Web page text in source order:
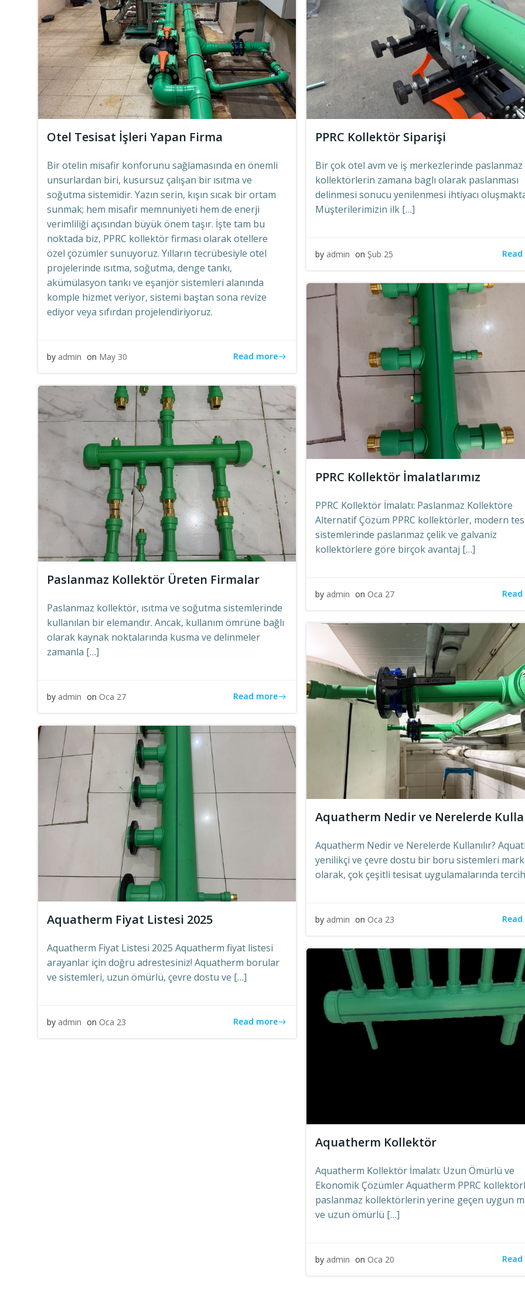
Otel Tesisat İşleri Yapan Firma
Bir otelin misafir konforunu sağlamasında en önemli
unsurlardan biri, kusursuz çalışan bir ısıtma ve
soğutma sistemidir. Yazın serin, kışın sıcak bir ortam
sunmak; hem misafir memnuniyeti hem de enerji
verimliliği açısından büyük önem taşır. İşte tam bu
noktada biz, PPRC kollektör firması olarak otellere
özel çözümler sunuyoruz. Yılların tecrübesiyle otel
projelerinde ısıtma, soğutma, denge tankı,
akümülasyon tankı ve eşanjör sistemleri alanında
komple hizmet veriyor, sistemi baştan sona revize
ediyor veya sıfırdan projelendiriyoruz.
by admin on May 30 Read more
PPRC Kollektör Siparişi
Bir çok otel avm ve iş merkezlerinde paslanmaz
kollektörlerin zamana baglı olarak paslanması
delinmesi sonucu yenilenmesi ihtiyacı
Müşterilerimizin ilk […]
by admin onŞub 25
PPRC Kollektör İmalatlarımız
PPRC Kollektör İmalatı: Paslanmaz Kollektöre
Alternatif Çözüm PPRC kollektörler, modern
sistemlerinde paslanmaz çelik ve galvaniz
kollektörlere göre birçok avantaj […]
by admin on Oca 27
Paslanmaz Kollektör Üreten Firmalar
Paslanmaz kollektör, ısıtma ve soğutma sistemlerinde
kullanılan bir elemandır. Ancak, kullanım ömrüne bağlı
olarak kaynak noktalarında kusma ve delinmeler
zamanla […]
by admin on Oca 27 Read more
Aquatherm Nedir ve Nerelerde
Aquatherm Nedir ve Nerelerde Kullanılır?
yenilikçi ve çevre dostu bir boru sistemleri
olarak, çok çeşitli tesisat uygulamalarında
by admin on Oca 23
Aquatherm Fiyat Listesi 2025
Aquatherm Fiyat Listesi 2025 Aquatherm fiyat listesi
arayanlar için doğru adrestesiniz! Aquatherm borular
ve sistemleri, uzun ömürlü, çevre dostu ve […]
by admin on Oca 23 Read more
Aquatherm Kollektör
Aquatherm Kollektör İmalatı: Uzun Ömürlü ve
Ekonomik Çözümler Aquatherm PPRC
paslanmaz kollektörlerin yerine geçen uygun
ve uzun ömürlü […]
by admin on Oca 20